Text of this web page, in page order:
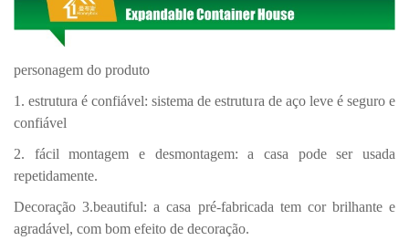
personagem do produto
1. estrutura é confiável: sistema de estrutura de aço leve é ​​seguro e
confiável
2. fácil montagem e desmontagem: a casa pode ser usada
repetidamente.
Decoração 3.beautiful: a casa pré-fabricada tem cor brilhante e
agradável, com bom efeito de decoração.